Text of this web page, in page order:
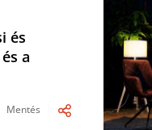
és
a
Mentés